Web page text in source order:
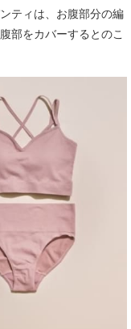
ティは、お腹部分の編
部をカバーするとのこ